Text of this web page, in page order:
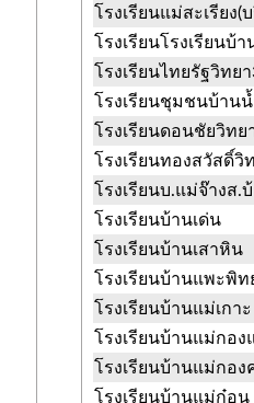
โรงเรียนแม่สะเรียง
โรงเรียนโรงเรียนบ้
โรงเรียนไทยรัฐวิทย
โรงเรียนชุมชนบ้าน
โรงเรียนดอนชัยวิทย
โรงเรียนทองสวัสดิ์วิ
โรงเรียนบ.แม่จ๊างส.
โรงเรียนบ้านเด่น
โรงเรียนบ้านเสาหิน
โรงเรียนบ้านแพะพิท
โรงเรียนบ้านแม่เกาะ
โรงเรียนบ้านแม่กอง
โรงเรียนบ้านแม่กอง
โรงเรียนบ้านแม่ก๋อน